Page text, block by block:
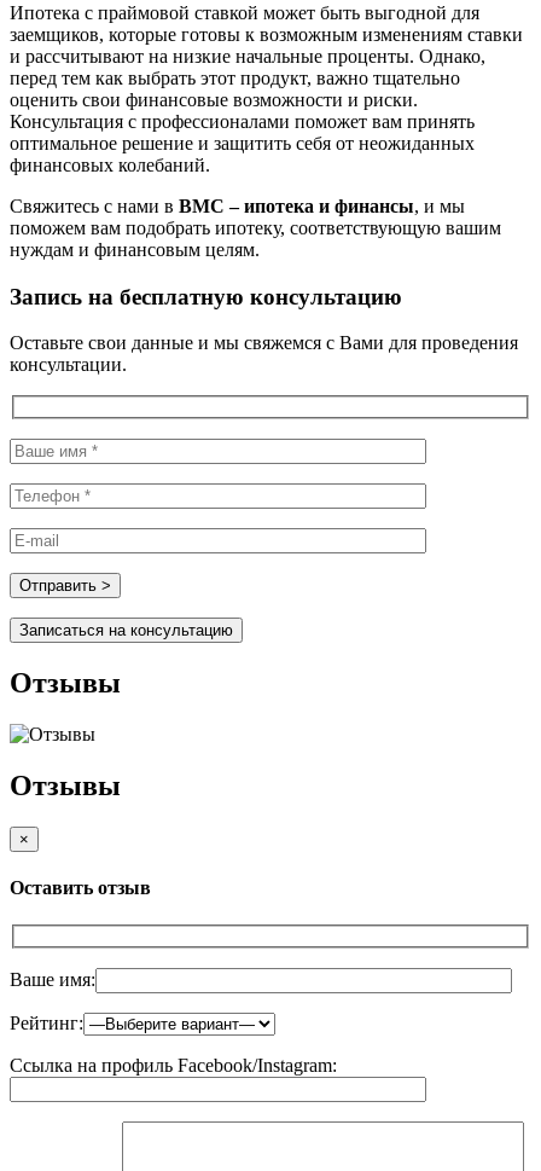
Ипотека с праймовой ставкой может быть выгодной для
заемщиков, которые готовы к возможным изменениям ставки
и рассчитывают на низкие начальные проценты. Однако,
перед тем как выбрать этот продукт, важно тщательно
оценить свои финансовые возможности и риски.
Консультация с профессионалами поможет вам принять
оптимальное решение и защитить себя от неожиданных
финансовых колебаний.
Свяжитесь с нами в BMC – ипотека и финансы, и мы
поможем вам подобрать ипотеку, соответствующую вашим
нуждам и финансовым целям.
Запись на бесплатную консультацию
Оставьте свои данные и мы свяжемся с Вами для проведения
консультации.
Записаться на консультацию
Отзывы
Отзывы
×
Оставить отзыв
Ваше имя:
Рейтинг:
Ссылка на профиль Facebook/Instagram: